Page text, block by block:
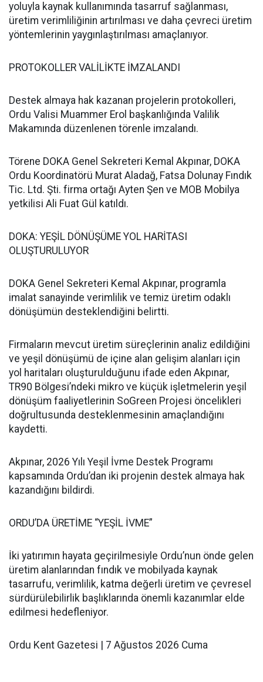
yoluyla kaynak kullanımında tasarruf sağlanması,
üretim verimliliğinin artırılması ve daha çevreci üretim
yöntemlerinin yaygınlaştırılması amaçlanıyor.
PROTOKOLLER VALİLİKTE İMZALANDI
Destek almaya hak kazanan projelerin protokolleri,
Ordu Valisi Muammer Erol başkanlığında Valilik
Makamında düzenlenen törenle imzalandı.
Törene DOKA Genel Sekreteri Kemal Akpınar, DOKA
Ordu Koordinatörü Murat Aladağ, Fatsa Dolunay Fındık
Tic. Ltd. Şti. firma ortağı Ayten Şen ve MOB Mobilya
yetkilisi Ali Fuat Gül katıldı.
DOKA: YEŞİL DÖNÜŞÜME YOL HARİTASI
OLUŞTURULUYOR
DOKA Genel Sekreteri Kemal Akpınar, programla
imalat sanayinde verimlilik ve temiz üretim odaklı
dönüşümün desteklendiğini belirtti.
Firmaların mevcut üretim süreçlerinin analiz edildiğini
ve yeşil dönüşümü de içine alan gelişim alanları için
yol haritaları oluşturulduğunu ifade eden Akpınar,
TR90 Bölgesi’ndeki mikro ve küçük işletmelerin yeşil
dönüşüm faaliyetlerinin SoGreen Projesi öncelikleri
doğrultusunda desteklenmesinin amaçlandığını
kaydetti.
Akpınar, 2026 Yılı Yeşil İvme Destek Programı
kapsamında Ordu’dan iki projenin destek almaya hak
kazandığını bildirdi.
ORDU’DA ÜRETİME “YEŞİL İVME”
İki yatırımın hayata geçirilmesiyle Ordu’nun önde gelen
üretim alanlarından fındık ve mobilyada kaynak
tasarrufu, verimlilik, katma değerli üretim ve çevresel
sürdürülebilirlik başlıklarında önemli kazanımlar elde
edilmesi hedefleniyor.
Ordu Kent Gazetesi | 7 Ağustos 2026 Cuma